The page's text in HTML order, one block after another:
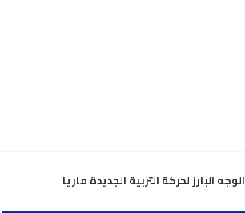
الوجه البارز لحركة التربية الجديدة ماريا